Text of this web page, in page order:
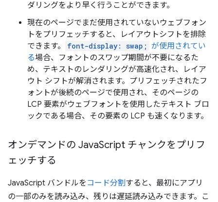
ダリングをより早く行うことができます。
現在のページでまだ使用されていないウェブフォン
トをプリフェッチすると、レイアウトシフトを排除
できます。
font-display: swap; が使用されてい
る場合、フォントのスワップ期間が不要になるた
め、テキストのレンダリングが高速化され、レイア
ウト シフトが解消されます。プリフェッチされたフ
ォントが後続のページで使用され、そのページの
LCP 要素がウェブフォントを使用したテキスト ブロ
ックである場合、その要素の LCP も速くなります。
オンデマンドの JavaScript チャンクをプリフ
ェッチする
JavaScript バンドルを コード分割すると、最初にアプリ
の一部のみを読み込み、残りは遅延読み込みできます。こ